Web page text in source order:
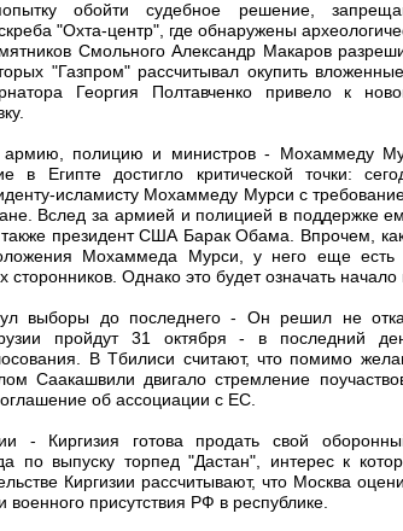
обойти судебное решение,
"Охта-центр", где обнаружены
Смольного Александр Макаров
"Газпром" рассчитывал окупить
Георгия Полтавченко привело к
армию, полицию и министров - Мохаммеду
в Египте достигло критической точки:
исламисту Мохаммеду Мурси с
Вслед за армией и полицией в поддержке
также президент США Барак Обама. Впрочем,
Мохаммеда Мурси, у него еще есть
Однако это будет означать начало
выборы до последнего - Он решил не
пройдут 31 октября - в последний
В Тбилиси считают, что помимо
Саакашвили двигало стремление
об ассоциации с ЕС.
- Киргизия готова продать свой
по выпуску торпед "Дастан", интерес к
Киргизии рассчитывают, что Москва
присутствия РФ в республике.